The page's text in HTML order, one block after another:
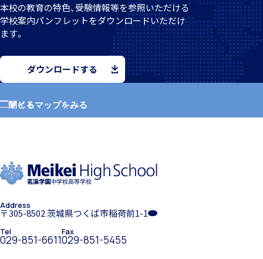
本校の教育の特色、受験情報等を参照いただける
学校案内パンフレットをダウンロードいただけ
ます。
ダウンロードする
サイトマップをみる
閉じる
学校長挨拶
Address
〒305-8502 茨城県つくば市稲荷前1-1
Tel
029-851-6611
Fax
029-851-5455
キャンプ